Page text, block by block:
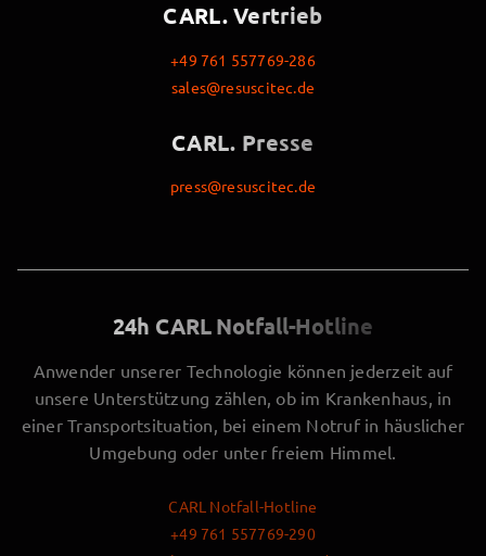
CARL. Vertrieb
+49 761 557769-286
sales@resuscitec.de
CARL. Presse
press@resuscitec.de
24h CARL Notfall-Hotline
Anwender unserer Technologie können jederzeit auf
unsere Unterstützung zählen, ob im Krankenhaus, in
einer Transportsituation, bei einem Notruf in häuslicher
Umgebung oder unter freiem Himmel.
CARL Notfall-Hotline
+49 761 557769-290